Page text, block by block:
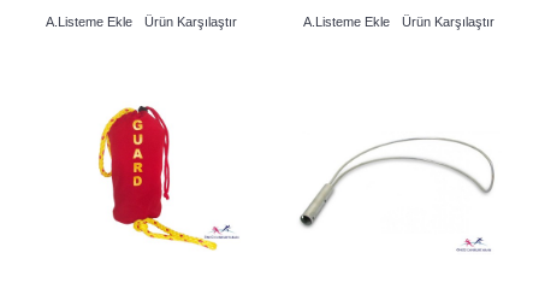
A.Listeme Ekle Ürün Karşılaştır A.Listeme Ekle Ürün Karşılaştır